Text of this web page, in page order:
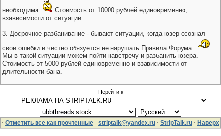
необходима.
Стоимость от 10000 рублей единовременно,
взависимости от ситуации.
3. Досрочное разбанивание - бывают ситуации, когда юзер осознал
свои ошибки и честно обязуется не нарушать Правила Форума.
Мы в такой ситуации можем пойти навстречу и разбанить юзера.
Стоимость от 5000 рублей единовременно и взависимости от
длительности бана.
Перейти к
· Отметить все как прочтенные striptalk@yandex.ru · StripTalk.ru · Наверх